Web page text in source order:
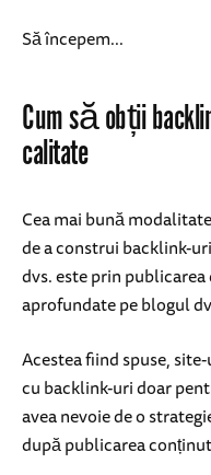
Să începem...
Cum să obții
calitate
Cea mai bună
de a construi backlink-
dvs. este prin
aprofundate pe blogul
Acestea fiind spuse,
cu backlink-uri doar
avea nevoie de o
după publicarea